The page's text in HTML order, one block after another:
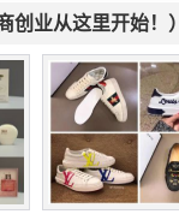
创业从这里开始！）